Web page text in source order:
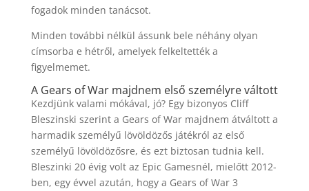
fogadok minden tanácsot.
Minden további nélkül ássunk bele néhány olyan
címsorba e hétről, amelyek felkeltették a
figyelmemet.
A Gears of War majdnem első személyre váltott
Kezdjünk valami mókával, jó? Egy bizonyos Cliff
Bleszinski szerint a Gears of War majdnem átváltott a
harmadik személyű lövöldözős játékról az első
személyű lövöldözősre, és ezt biztosan tudnia kell.
Bleszinki 20 évig volt az Epic Gamesnél, mielőtt 2012-
ben, egy évvel azután, hogy a Gears of War 3